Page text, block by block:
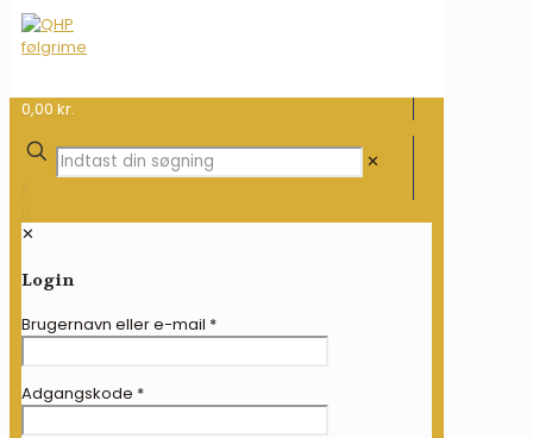
0,00 kr.
✕
✕
Login
Brugernavn eller e-mail *
Adgangskode *